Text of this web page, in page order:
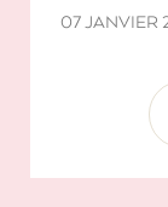
07 JANVIER